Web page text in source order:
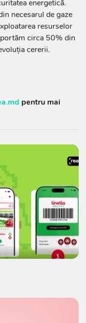
energetică.
necesarul de gaze
resurselor
circa 50% din
cererii.
pentru mai